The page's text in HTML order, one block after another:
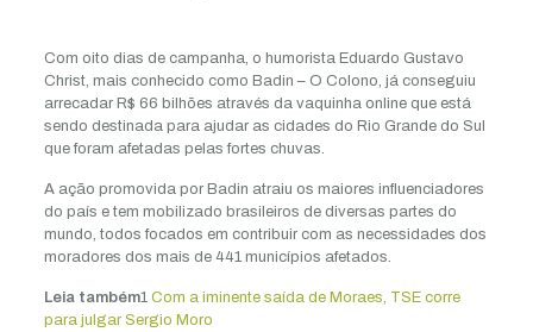
Com oito dias de campanha, o humorista Eduardo Gustavo
Christ, mais conhecido como Badin – O Colono, já conseguiu
arrecadar R$ 66 bilhões através da vaquinha online que está
sendo destinada para ajudar as cidades do Rio Grande do Sul
que foram afetadas pelas fortes chuvas.
A ação promovida por Badin atraiu os maiores influenciadores
do país e tem mobilizado brasileiros de diversas partes do
mundo, todos focados em contribuir com as necessidades dos
moradores dos mais de 441 municípios afetados.
Leia também1 Com a iminente saída de Moraes, TSE corre
para julgar Sergio Moro